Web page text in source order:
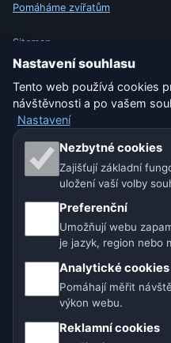
Pomáháme zvířatům
Sitemap
Nastavení
Naše
🇨🇿 Česko 🇭🇷
🇩🇪🇦🇹🇨🇭 Německo /
🌎 Latinská
🇮🇳 Jižní a jihovýchodní Asie
Provozovatel: Spolek
Nastavení souhlasu
Tento web používá cookies
návštěvnosti a po vašem
Nastavení
Nezbytné cookies
Zajišťují základní
uložení vaší volby
Preferenční
Umožňují webu
je jazyk, region nebo
Analytické cookies
Pomáhají měřit
výkon webu.
Reklamní cookies